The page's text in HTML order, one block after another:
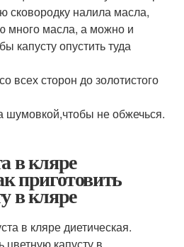
сковородку налила масла,
много масла, а можно и
капусту опустить туда
всех сторон до золотистого
не обжечься.
в кляре
приготовить
в кляре